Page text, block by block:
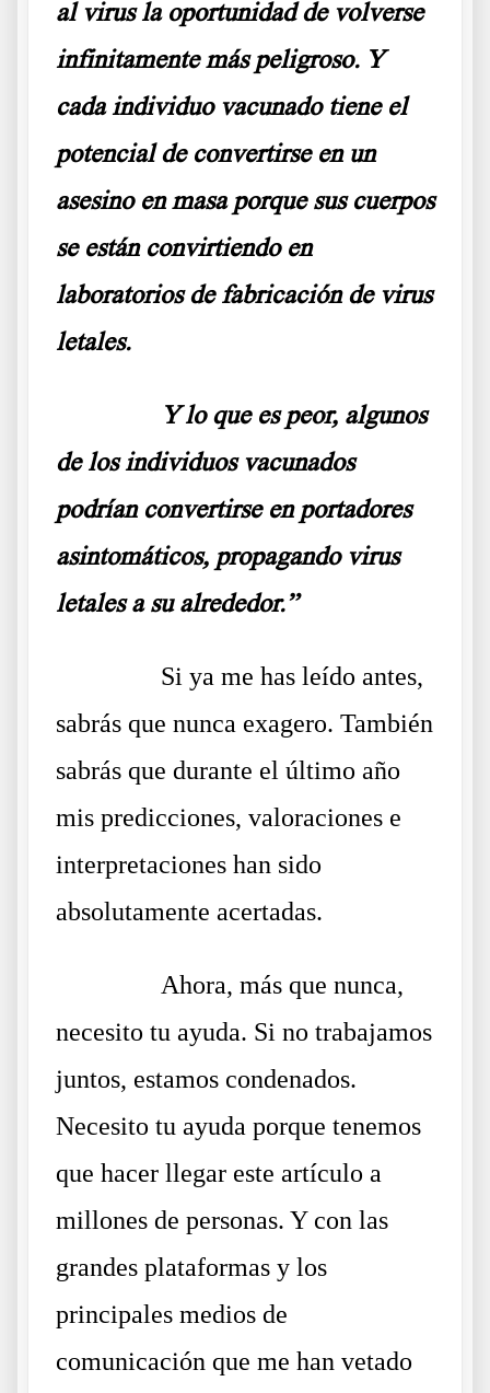
al virus la oportunidad de volverse
infinitamente más peligroso. Y
cada individuo vacunado tiene el
potencial de convertirse en un
asesino en masa porque sus cuerpos
se están convirtiendo en
laboratorios de fabricación de virus
letales.
Y lo que es peor, algunos
de los individuos vacunados
podrían convertirse en portadores
asintomáticos, propagando virus
letales a su alrededor.”
Si ya me has leído antes,
sabrás que nunca exagero. También
sabrás que durante el último año
mis predicciones, valoraciones e
interpretaciones han sido
absolutamente acertadas.
Ahora, más que nunca,
necesito tu ayuda. Si no trabajamos
juntos, estamos condenados.
Necesito tu ayuda porque tenemos
que hacer llegar este artículo a
millones de personas. Y con las
grandes plataformas y los
principales medios de
comunicación que me han vetado